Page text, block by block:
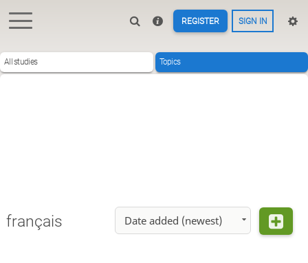
REGISTER SIGN IN
All studies Topics
français Date added (newest)